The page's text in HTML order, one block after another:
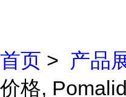
首页 > 产品
价格,